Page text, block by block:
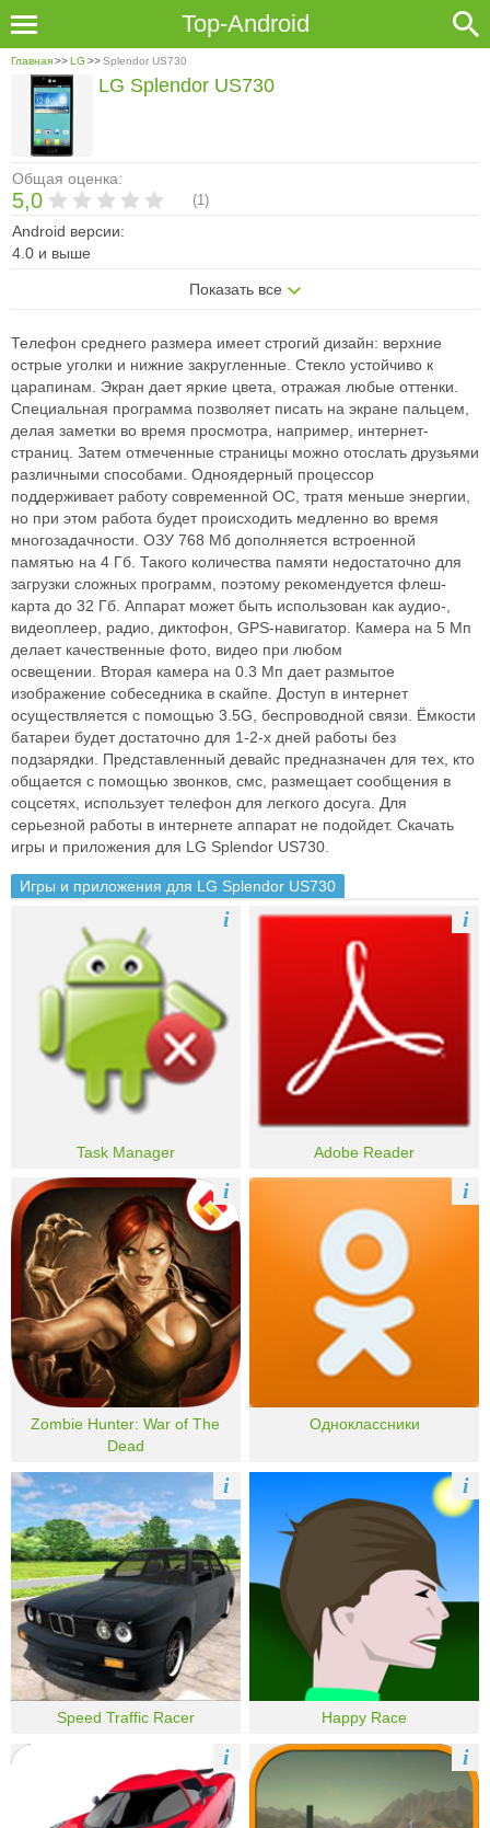
Top-Android
Главная>>LG >>Splendor US730
Общая оценка:
5,0 (1)
Android версии:
4.0 и выше
Показать все
LG Splendor US730
Телефон среднего размера имеет строгий дизайн: верхние
острые уголки и нижние закругленные. Стекло устойчиво к
царапинам. Экран дает яркие цвета, отражая любые оттенки.
Специальная программа позволяет писать на экране пальцем,
делая заметки во время просмотра, например, интернет-
страниц. Затем отмеченные страницы можно отослать друзьями
различными способами. Одноядерный процессор
поддерживает работу современной ОС, тратя меньше энергии,
но при этом работа будет происходить медленно во время
многозадачности. ОЗУ 768 Мб дополняется встроенной
памятью на 4 Гб. Такого количества памяти недостаточно для
загрузки сложных программ, поэтому рекомендуется флеш-
карта до 32 Гб. Аппарат можетбыть использован как аудио-,
видеоплеер, радио, диктофон, GPS-навигатор. Камера на 5 Мп
делает качественные фото, видео при любом
освещении. Вторая камера на 0.3 Мп дает размытое
изображение собеседника в скайпе. Доступ в интернет
осуществляется с помощью 3.5G, беспроводной связи. Ёмкости
батареи будет достаточно для 1-2-х дней работы без
подзарядки. Представленный девайс предназначен для тех, кто
общается с помощью звонков, смс, размещает сообщения в
соцсетях, использует телефон для легкого досуга. Для
серьезной работы в интернете аппарат не подойдет. Скачать
игры и приложения для LG Splendor US730.
Игры и приложения для LG Splendor US730
Task Manager
i
Adobe Reader
i
Zombie Hunter: War of The
Dead
i
Одноклассники
i
Speed Traffic Racer
i
Happy Race
i
i i